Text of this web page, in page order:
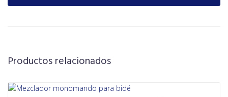
Productos relacionados